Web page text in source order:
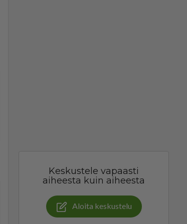
Keskustele vapaasti
aiheesta kuin aiheesta
Aloita keskustelu